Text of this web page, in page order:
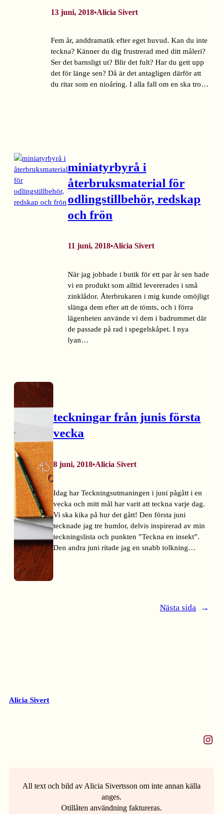
13 juni, 2018•Alicia Sivert
Fem år, anddramatik efter eget huvud. Kan du inte
teckna? Känner du dig frustrerad med ditt måleri?
Ser det barnsligt ut? Blir det fult? Har du gett upp
det för länge sen? Då är det antagligen därför att
du ritar som en nioåring. I alla fall om en ska tro…
miniatyrbyrå i
återbruksmaterial för
odlingstillbehör, redskap
och frön
11 juni, 2018•Alicia Sivert
När jag jobbade i butik för ett par år sen hade
vi en produkt som alltid levererades i små
zinklådor. Återbrukaren i mig kunde omöjligt
slänga dem efter att de tömts, och i förra
lägenheten använde vi dem i badrummet där
de passade på rad i spegelskåpet. I nya
lyan…
teckningar från junis första
vecka
8 juni, 2018•Alicia Sivert
Idag har Teckningsutmaningen i juni pågått i en
vecka och mitt mål har varit att teckna varje dag.
Vi ska kika på hur det gått! Den första juni
tecknade jag tre humlor, delvis inspirerad av min
teckningslista och punkten ”Teckna en insekt”.
Den andra juni ritade jag en snabb tolkning…
Nästa sida →
Alicia Sivert
Instagram
All text och bild av Alicia Sivertsson om inte annan källa
anges.
Otillåten användning faktureras.